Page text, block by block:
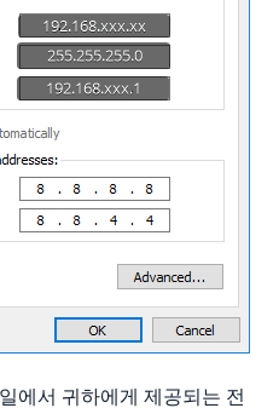
에서 귀하에게 제공되는 전